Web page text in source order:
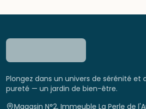
Plongez dans un univers de sérénité et
pureté — un jardin de bien-être.
Magasin N°2, Immeuble La Perle de